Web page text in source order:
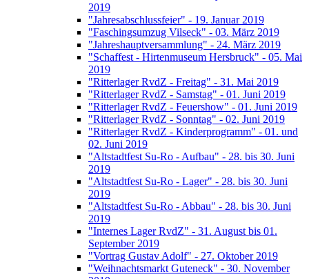
2019
"Jahresabschlussfeier" - 19. Januar 2019
"Faschingsumzug Vilseck" - 03. März 2019
"Jahreshauptversammlung" - 24. März 2019
"Schaffest - Hirtenmuseum Hersbruck" - 05. Mai
2019
"Ritterlager RvdZ - Freitag" - 31. Mai 2019
"Ritterlager RvdZ - Samstag" - 01. Juni 2019
"Ritterlager RvdZ - Feuershow" - 01. Juni 2019
"Ritterlager RvdZ - Sonntag" - 02. Juni 2019
"Ritterlager RvdZ - Kinderprogramm" - 01. und
02. Juni 2019
"Altstadtfest Su-Ro - Aufbau" - 28. bis 30. Juni
2019
"Altstadtfest Su-Ro - Lager" - 28. bis 30. Juni
2019
"Altstadtfest Su-Ro - Abbau" - 28. bis 30. Juni
2019
"Internes Lager RvdZ" - 31. August bis 01.
September 2019
"Vortrag Gustav Adolf" - 27. Oktober 2019
"Weihnachtsmarkt Guteneck" - 30. November